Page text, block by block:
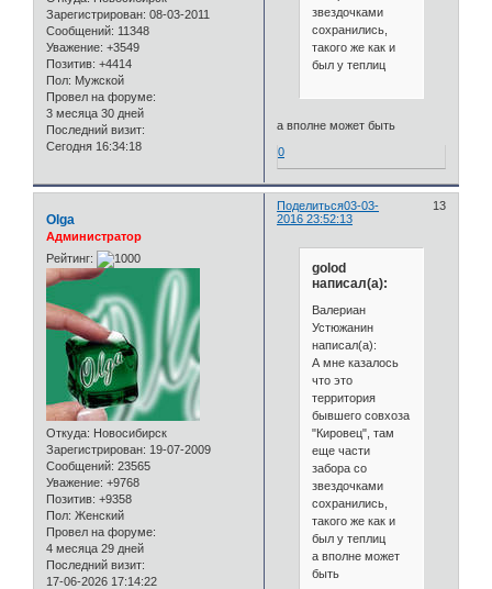
Зарегистрирован: 08-03-2011
Сообщений: 11348
Уважение: +3549
Позитив: +4414
Пол: Мужской
Провел на форуме:
3 месяца 30 дней
Последний визит:
Сегодня 16:34:18
звездочками
сохранились,
такого же как и
был у теплиц
а вполне может быть
0
Поделиться 13
03-03-
2016 23:52:13
Olga
Администратор
Рейтинг:
Откуда: Новосибирск
Зарегистрирован: 19-07-2009
Сообщений: 23565
Уважение: +9768
Позитив: +9358
Пол: Женский
Провел на форуме:
4 месяца 29 дней
Последний визит:
17-06-2026 17:14:22
golod
написал(а):
Валериан
Устюжанин
написал(а):
А мне казалось
что это
территория
бывшего совхоза
"Кировец", там
еще части
забора со
звездочками
сохранились,
такого же как и
был у теплиц
а вполне может
быть